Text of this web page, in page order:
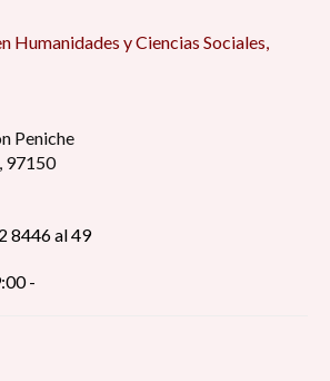
Humanidades y Ciencias Sociales,
Peniche
97150
8446 al 49
-